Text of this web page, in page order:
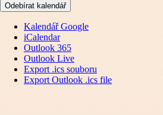
Odebírat kalendář
Kalendář Google
iCalendar
Outlook 365
Outlook Live
Export .ics souboru
Export Outlook .ics file